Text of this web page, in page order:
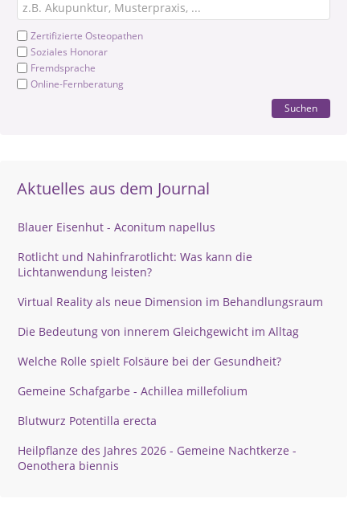
Zertifizierte Osteopathen
Soziales Honorar
Fremdsprache
Online-Fernberatung
Suchen
Aktuelles aus dem Journal
Blauer Eisenhut - Aconitum napellus
Rotlicht und Nahinfrarotlicht: Was kann die
Lichtanwendung leisten?
Virtual Reality als neue Dimension im Behandlungsraum
Die Bedeutung von innerem Gleichgewicht im Alltag
Welche Rolle spielt Folsäure bei der Gesundheit?
Gemeine Schafgarbe - Achillea millefolium
Blutwurz Potentilla erecta
Heilpflanze des Jahres 2026 - Gemeine Nachtkerze -
Oenothera biennis